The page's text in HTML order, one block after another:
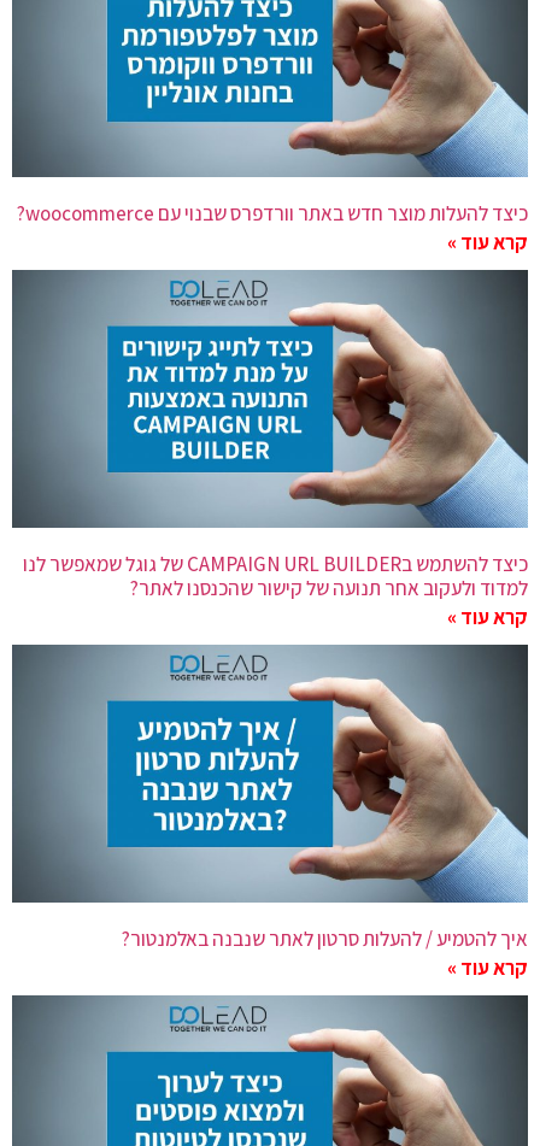
כיצד להעלות מוצר חדש באתר וורדפרס שבנוי עם woocommerce?
קרא עוד »
כיצד להשתמש בCAMPAIGN URL BUILDER של גוגל שמאפשר לנו
למדוד ולעקוב אחר תנועה של קישור שהכנסנו לאתר?
קרא עוד »
איך להטמיע / להעלות סרטון לאתר שנבנה באלמנטור?
קרא עוד »